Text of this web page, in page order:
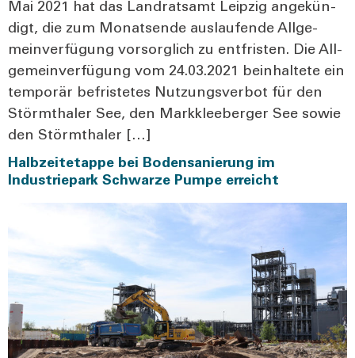
Mai 2021 hat das Land­rats­amt Leip­zig ange­kün­
digt, die zum Monats­en­de aus­lau­fen­de All­ge­
mein­ver­fü­gung vor­sorg­lich zu ent­fris­ten. Die All­
ge­mein­ver­fü­gung vom 24.03.2021 beinhal­te­te ein
tem­po­rär befris­te­tes Nut­zungs­ver­bot für den
Störm­tha­ler See, den Mark­klee­ber­ger See sowie
den Störm­tha­ler […]
Halbzeitetappe bei Bodensanierung im
Industriepark Schwarze Pumpe erreicht